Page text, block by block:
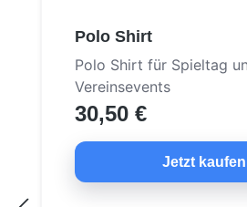
Polo Shirt
Polo Shirt für Spieltag
Vereinsevents
30,50 €
Jetzt kaufen